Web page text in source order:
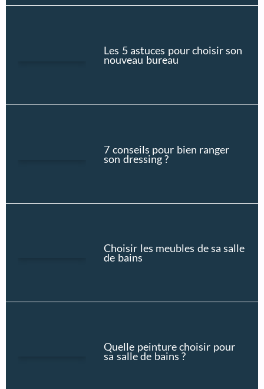
Les 5 astuces pour choisir son
nouveau bureau
7 conseils pour bien ranger
son dressing ?
Choisir les meubles de sa salle
de bains
Quelle peinture choisir pour
sa salle de bains ?